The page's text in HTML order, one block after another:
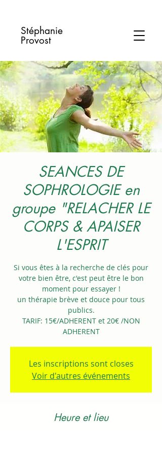
Stéphanie
Provost
SEANCES DE
SOPHROLOGIE en
groupe "RELACHER LE
CORPS & APAISER
L'ESPRIT
Si vous êtes à la recherche de clés pour
votre bien être, c'est peut être le bon
moment pour essayer !
un thérapie brève et douce pour tous
publics.
TARIF: 15€/ADHERENT et 20€ /NON
ADHERENT
Les inscriptions sont closes
Voir d'autres événements
Heure et lieu